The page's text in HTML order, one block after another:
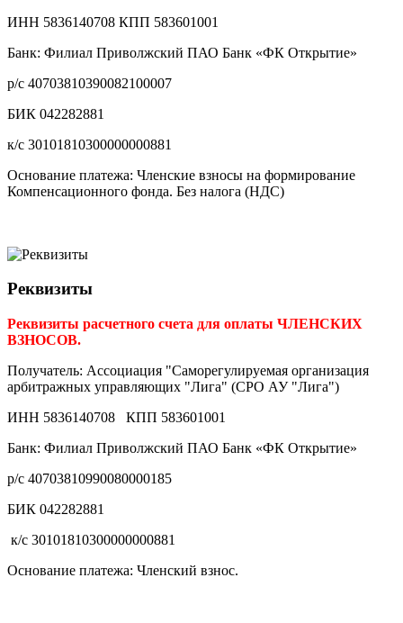
ИНН 5836140708 КПП 583601001
Банк: Филиал Приволжский ПАО Банк «ФК Открытие»
р/с 40703810390082100007
БИК 042282881
к/с 30101810300000000881
Основание платежа: Членские взносы на формирование
Компенсационного фонда. Без налога (НДС)
Реквизиты
Реквизиты расчетного счета для оплаты ЧЛЕНСКИХ
ВЗНОСОВ.
Получатель: Ассоциация "Саморегулируемая организация
арбитражных управляющих "Лига" (СРО АУ "Лига")
ИНН 5836140708 КПП 583601001
Банк: Филиал Приволжский ПАО Банк «ФК Открытие»
р/с 40703810990080000185
БИК 042282881
к/с 30101810300000000881
Основание платежа: Членский взнос.